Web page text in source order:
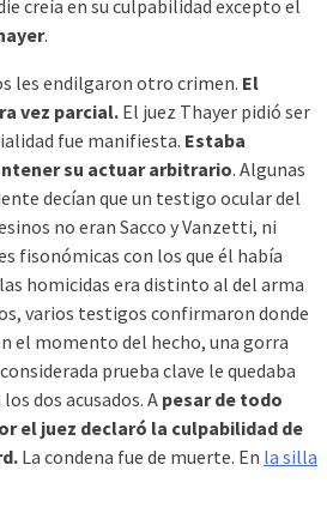
creía en su culpabilidad excepto el
.
les endilgaron otro crimen. El
vez parcial. El juez Thayer pidió ser
fue manifiesta. Estaba
su actuar arbitrario. Algunas
decían que un testigo ocular del
no eran Sacco y Vanzetti, ni
fisonómicas con los que él había
homicidas era distinto al del arma
varios testigos confirmaron donde
el momento del hecho, una gorra
prueba clave le quedaba
dos acusados. A pesar de todo
el juez declaró la culpabilidad de
La condena fue de muerte. En la silla